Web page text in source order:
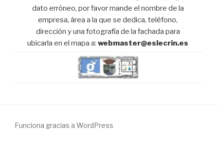
dato erróneo, por favor mande el nombre de la
empresa, área a la que se dedica, teléfono,
dirección y una fotografía de la fachada para
ubicarla en el mapa a: webmaster@eslecrin.es
Funciona gracias a WordPress